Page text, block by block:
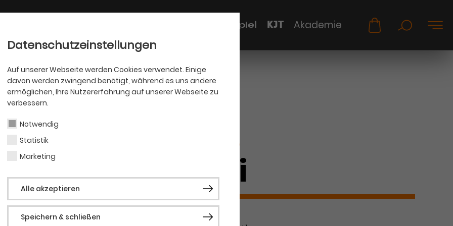
Datenschutzeinstellungen
Auf unserer Webseite werden Cookies verwendet. Einige
davon werden zwingend benötigt, während es uns andere
ermöglichen, Ihre Nutzererfahrung auf unserer Webseite zu
verbessern.
Notwendig
Statistik
Marketing
Alle akzeptieren
Speichern & schließen
Schauspiel KJT Akademie
PHILHARMONIKER
Ying Li